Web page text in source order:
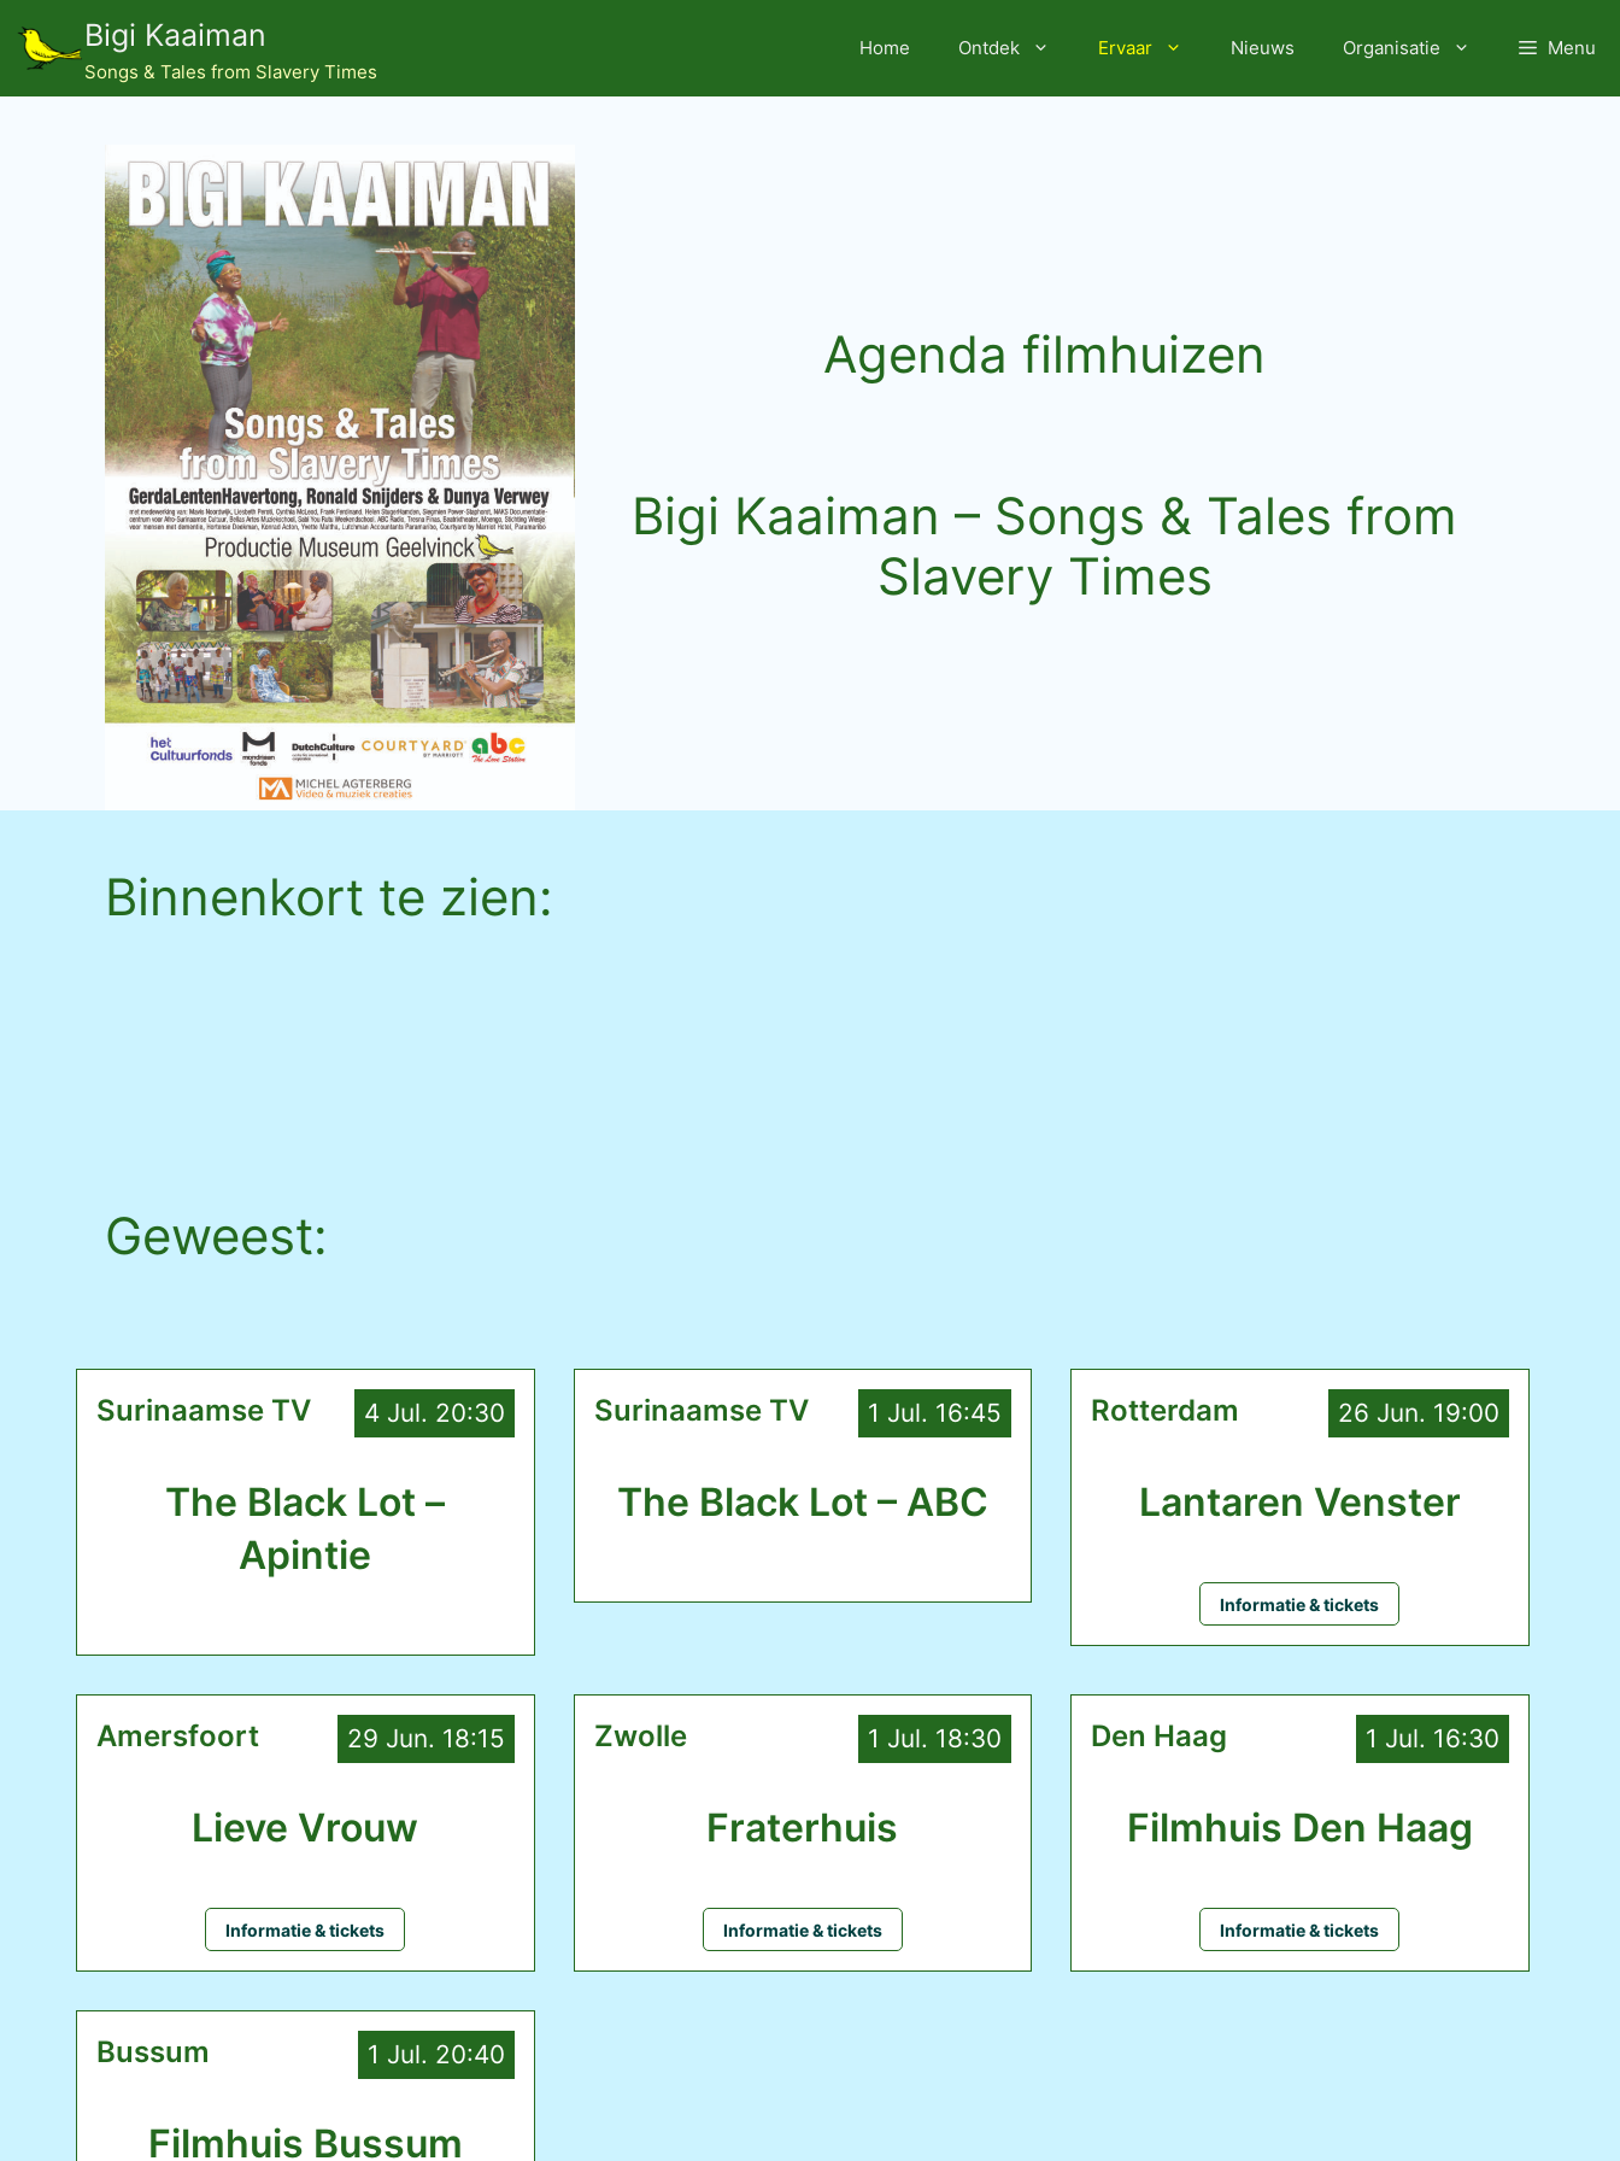
naar
inhoud
Bigi Kaaiman
Songs & Tales from Slavery Times
Home Ontdek Ervaar Nieuws Organisatie Menu
Agenda filmhuizen
Bigi Kaaiman – Songs & Tales from
Slavery Times
Binnenkort te zien:
Geweest:
Surinaamse TV 4 Jul. 20:30
The Black Lot –
Apintie
Surinaamse TV 1 Jul. 16:45
The Black Lot – ABC
Rotterdam 26 Jun. 19:00
Lantaren Venster
Informatie & tickets
Amersfoort 29 Jun. 18:15
Lieve Vrouw
Informatie & tickets
Zwolle 1 Jul. 18:30
Fraterhuis
Informatie & tickets
Den Haag 1 Jul. 16:30
Filmhuis Den Haag
Informatie & tickets
Bussum 1 Jul. 20:40
Filmhuis Bussum